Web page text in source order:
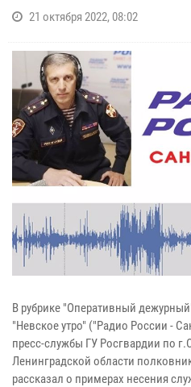
21 октября 2022, 08:02
В рубрике "Оперативный
"Невское утро" ("Радио России -
пресс-службы ГУ Росгвардии по
Ленинградской области
рассказал о примерах несения